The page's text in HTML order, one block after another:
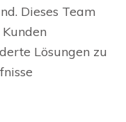
Dieses Team
Lösungen zu